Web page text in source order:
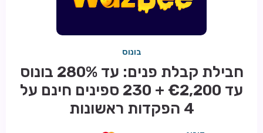
בונוס
חבילת קבלת פנים: עד 280% בונוס
עד €2,200 + 230 ספינים חינם על
4 הפקדות ראשונות